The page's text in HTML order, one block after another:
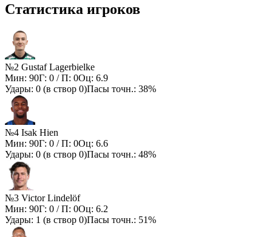
Статистика игроков
№2 Gustaf Lagerbielke
Мин: 90Г: 0 / П: 0Оц: 6.9
Удары: 0 (в створ 0)Пасы точн.: 38%
№4 Isak Hien
Мин: 90Г: 0 / П: 0Оц: 6.6
Удары: 0 (в створ 0)Пасы точн.: 48%
№3 Victor Lindelöf
Мин: 90Г: 0 / П: 0Оц: 6.2
Удары: 1 (в створ 0)Пасы точн.: 51%